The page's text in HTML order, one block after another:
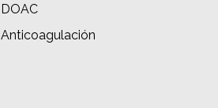
DOAC
Anticoagulación